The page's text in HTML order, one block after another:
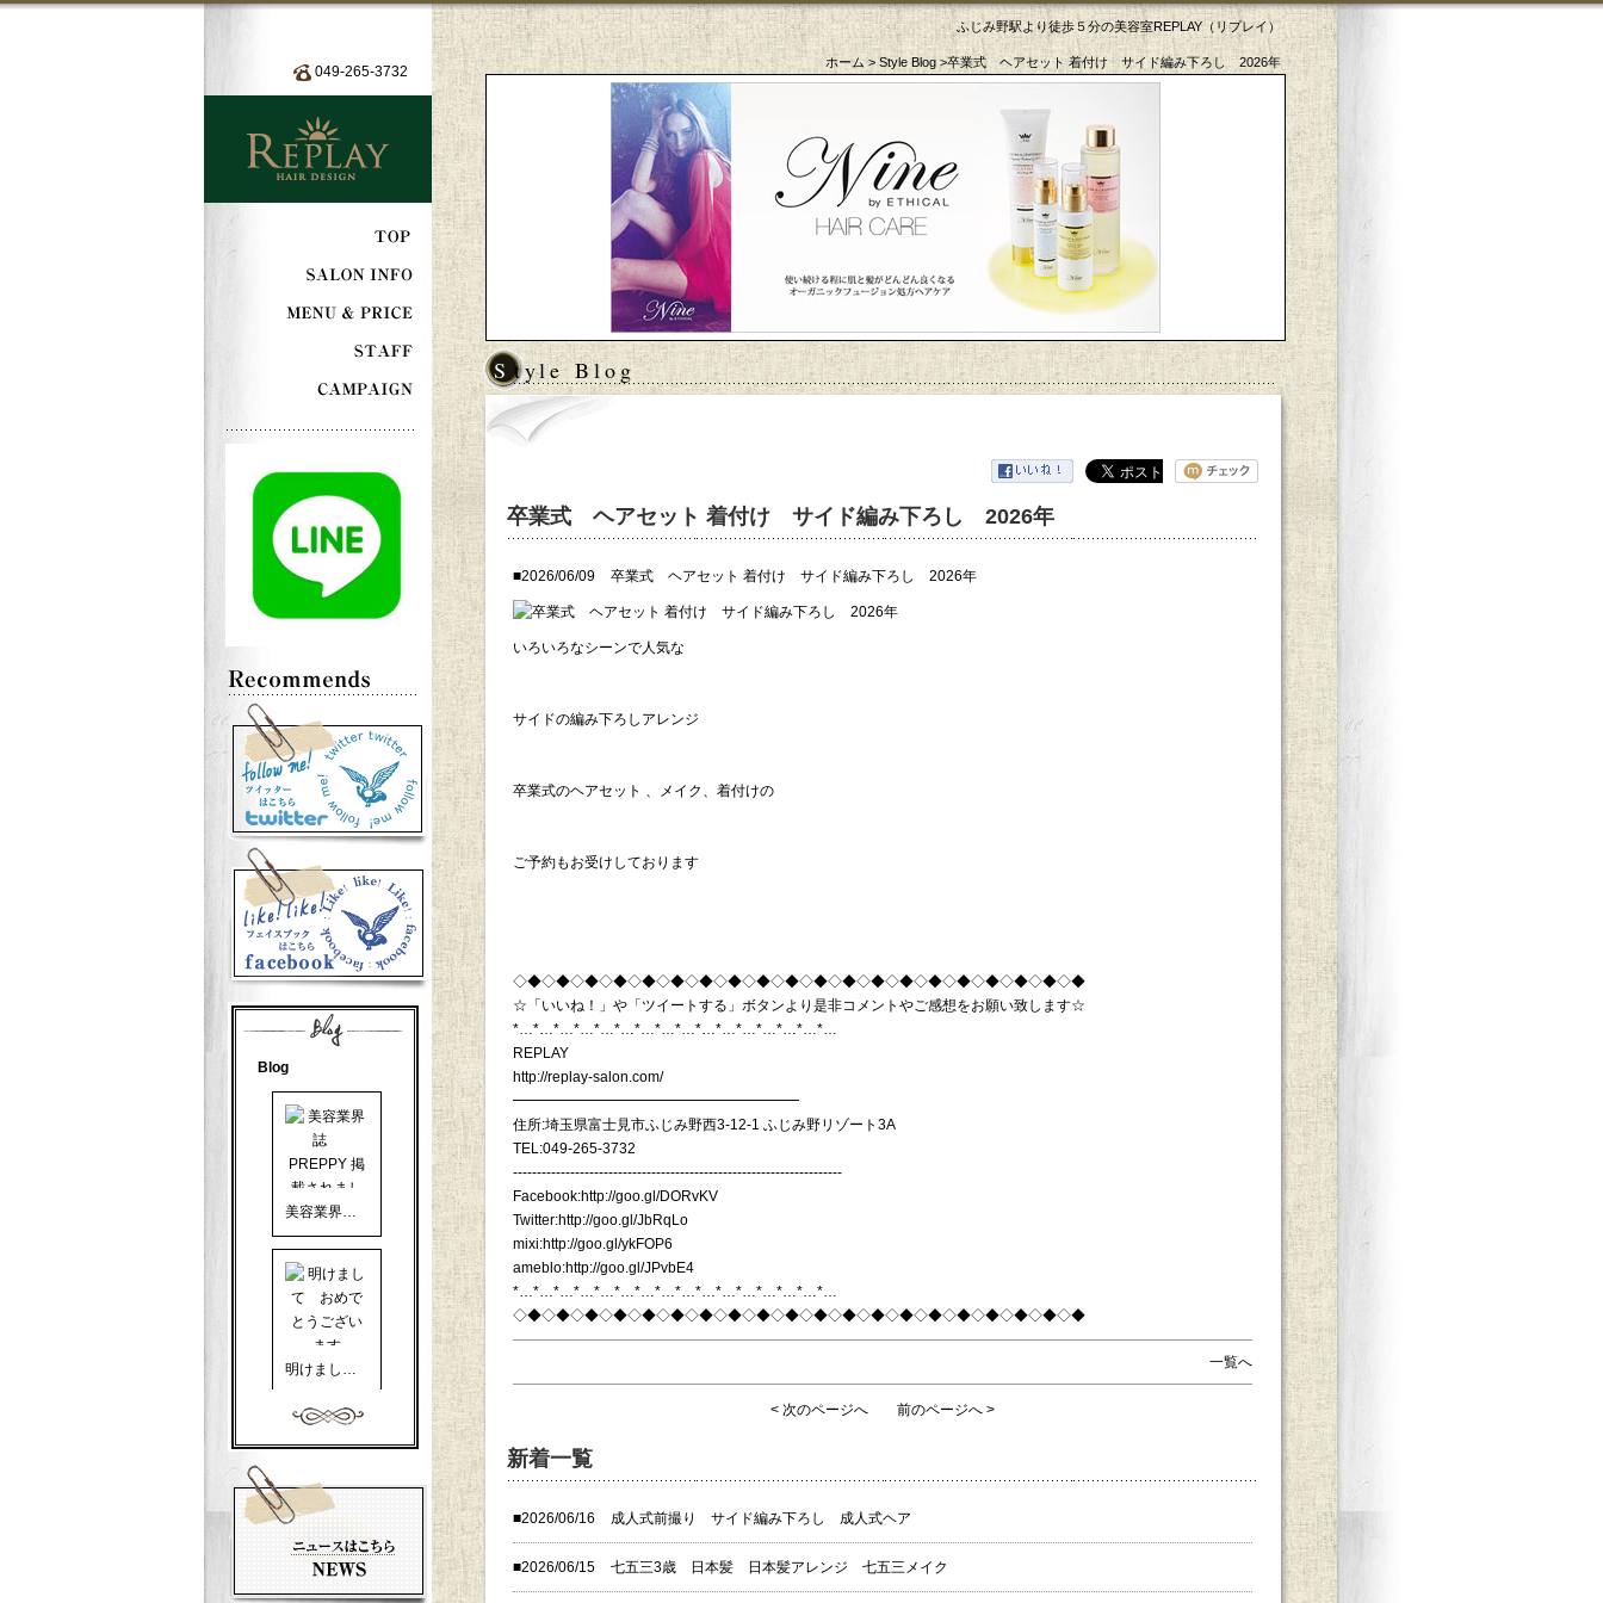
049-265-3732
Blog
美容業界誌 PREPPY 掲載されました
明けまして おめでとうございます
ふじみ野駅より徒歩５分の美容室REPLAY（リプレイ）
ホーム> Style Blog>卒業式 ヘアセット 着付け サイド編み下ろし 2026年
Style Blog
卒業式 ヘアセット 着付け サイド編み下ろし 2026年
■2026/06/09 卒業式 ヘアセット 着付け サイド編み下ろし 2026年
いろいろなシーンで人気な
サイドの編み下ろしアレンジ
卒業式のヘアセット 、メイク、着付けの
ご予約もお受けしております
◇◆◇◆◇◆◇◆◇◆◇◆◇◆◇◆◇◆◇◆◇◆◇◆◇◆◇◆◇◆◇◆◇◆◇◆◇◆◇◆
☆「いいね！」や「ツイートする」ボタンより是非コメントやご感想をお願い致します☆
*…*…*…*…*…*…*…*…*…*…*…*…*…*…*…*…
REPLAY
http://replay-salon.com/
━━━━━━━━━━━━━━━━━━━━
住所:埼玉県富士見市ふじみ野西3-12-1 ふじみ野リゾート3A
TEL:049-265-3732
---------------------------------------------------------------------
Facebook:http://goo.gl/DORvKV
Twitter:http://goo.gl/JbRqLo
mixi:http://goo.gl/ykFOP6
ameblo:http://goo.gl/JPvbE4
*…*…*…*…*…*…*…*…*…*…*…*…*…*…*…*…
◇◆◇◆◇◆◇◆◇◆◇◆◇◆◇◆◇◆◇◆◇◆◇◆◇◆◇◆◇◆◇◆◇◆◇◆◇◆◇◆
一覧へ
< 次のページへ 前のページへ >
新着一覧
■2026/06/16 成人式前撮り サイド編み下ろし 成人式ヘア
■2026/06/15 七五三3歳 日本髪 日本髪アレンジ 七五三メイク